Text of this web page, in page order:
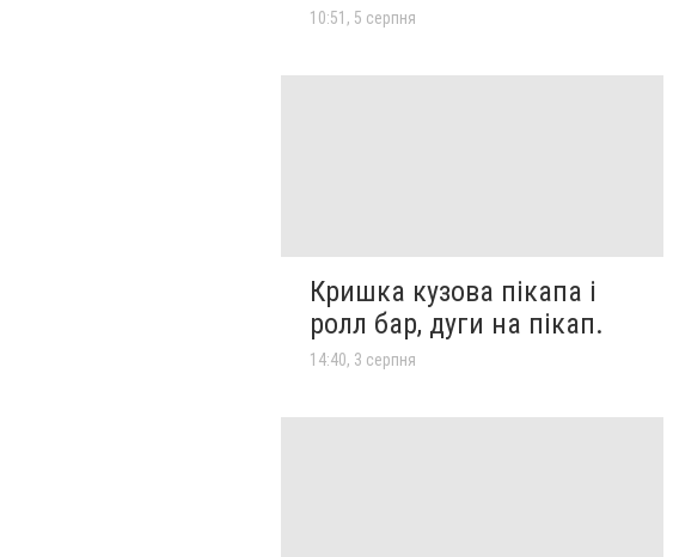
10:51, 5 серпня
Кришка кузова пікапа і
ролл бар, дуги на пікап.
14:40, 3 серпня